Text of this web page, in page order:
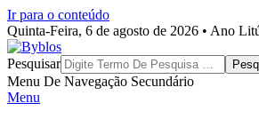
Ir para o conteúdo
Quinta-Feira, 6 de agosto de 2026 • Ano
Byblos
Pesquisar
Menu De Navegação Secundário
Menu